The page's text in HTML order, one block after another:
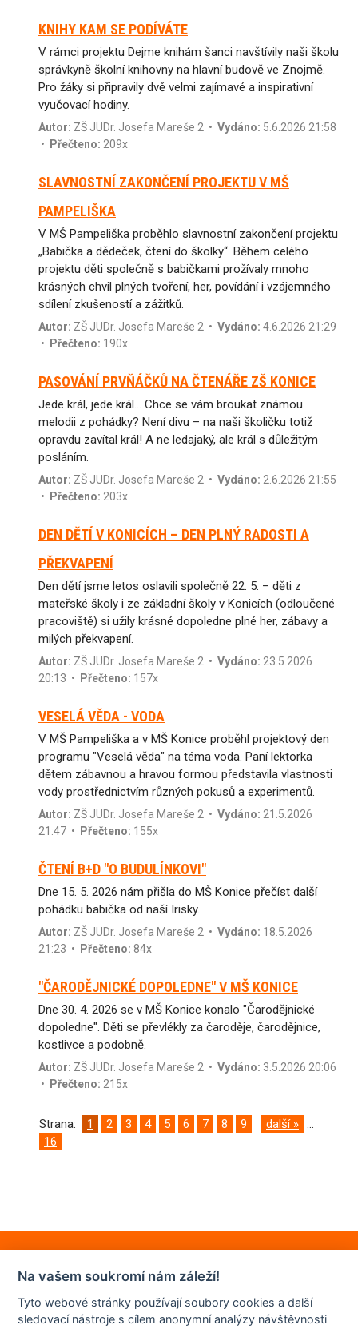
KNIHY KAM SE PODÍVÁTE
V rámci projektu Dejme knihám šanci navštívily naši školu
správkyně školní knihovny na hlavní budově ve Znojmě.
Pro žáky si připravily dvě velmi zajímavé a inspirativní
vyučovací hodiny.
Autor: ZŠ JUDr. Josefa Mareše 2 • Vydáno: 5.6.2026 21:58
•
Přečteno: 209x
SLAVNOSTNÍ ZAKONČENÍ PROJEKTU V MŠ
PAMPELIŠKA
V MŠ Pampeliška proběhlo slavnostní zakončení projektu
„Babička a dědeček, čtení do školky“. Během celého
projektu děti společně s babičkami prožívaly mnoho
krásných chvil plných tvoření, her, povídání i vzájemného
sdílení zkušeností a zážitků.
Autor: ZŠ JUDr. Josefa Mareše 2 • Vydáno: 4.6.2026 21:29
•
Přečteno: 190x
PASOVÁNÍ PRVŇÁČKŮ NA ČTENÁŘE ZŠ KONICE
Jede král, jede král… Chce se vám broukat známou
melodii z pohádky? Není divu – na naši školičku totiž
opravdu zavítal král! A ne ledajaký, ale král s důležitým
posláním.
Autor: ZŠ JUDr. Josefa Mareše 2 • Vydáno: 2.6.2026 21:55
•
Přečteno: 203x
DEN DĚTÍ V KONICÍCH – DEN PLNÝ RADOSTI A
PŘEKVAPENÍ
Den dětí jsme letos oslavili společně 22. 5. – děti z
mateřské školy i ze základní školy v Konicích (odloučené
pracoviště) si užily krásné dopoledne plné her, zábavy a
milých překvapení.
Autor: ZŠ JUDr. Josefa Mareše 2 • Vydáno: 23.5.2026
20:13 •
Přečteno: 157x
VESELÁ VĚDA - VODA
V MŠ Pampeliška a v MŠ Konice proběhl projektový den
programu "Veselá věda" na téma voda. Paní lektorka
dětem zábavnou a hravou formou představila vlastnosti
vody prostřednictvím různých pokusů a experimentů.
Autor: ZŠ JUDr. Josefa Mareše 2 • Vydáno: 21.5.2026
21:47 •
Přečteno: 155x
ČTENÍ B+D "O BUDULÍNKOVI"
Dne 15. 5. 2026 nám přišla do MŠ Konice přečíst další
pohádku babička od naší Irisky.
Autor: ZŠ JUDr. Josefa Mareše 2 • Vydáno: 18.5.2026
21:23 •
Přečteno: 84x
"ČARODĚJNICKÉ DOPOLEDNE" V MŠ KONICE
Dne 30. 4. 2026 se v MŠ Konice konalo "Čarodějnické
dopoledne". Děti se převlékly za čaroděje, čarodějnice,
kostlivce a podobně.
Autor: ZŠ JUDr. Josefa Mareše 2 • Vydáno: 3.5.2026 20:06
•
Přečteno: 215x
Strana: 1 2 3 4 5 6 7 8 9 další » ...
16
Na vašem soukromí nám záleží!
Tyto webové stránky používají soubory cookies a další
sledovací nástroje s cílem anonymní analýzy návštěvnosti